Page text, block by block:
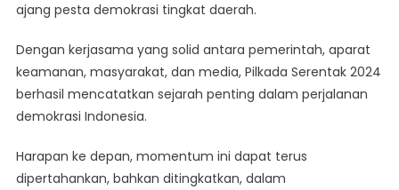
ajang pesta demokrasi tingkat daerah.
Dengan kerjasama yang solid antara pemerintah, aparat
keamanan, masyarakat, dan media, Pilkada Serentak 2024
berhasil mencatatkan sejarah penting dalam perjalanan
demokrasi Indonesia.
Harapan ke depan, momentum ini dapat terus
dipertahankan, bahkan ditingkatkan, dalam